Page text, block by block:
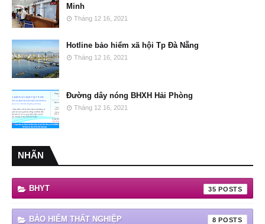
Minh
Tháng 12 16, 2021
Hotline bảo hiểm xã hội Tp Đà Nẵng
Tháng 12 16, 2021
Đường dây nóng BHXH Hải Phòng
Tháng 12 16, 2021
NHÃN
BHYT 35
BẢO HIỂM THẤT NGHIỆP 8